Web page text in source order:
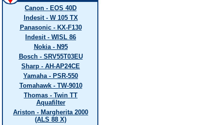
Canon - EOS 40D
Indesit - W 105 TX
Panasonic - KX-F130
Indesit - WISL 86
Nokia - N95
Bosch - SRV55T03EU
Sharp - AH-AP24CE
Yamaha - PSR-550
Tomahawk - TW-9010
Thomas - Twin TT
Aquafilter
Ariston - Margherita 2000
(ALS 88 X)